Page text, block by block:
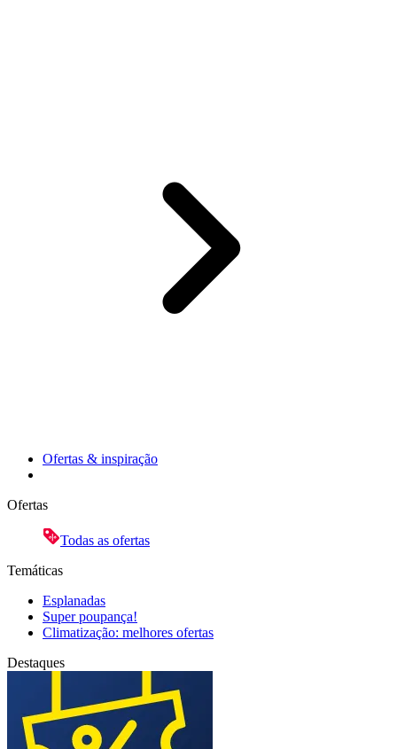
Ofertas & inspiração
Ofertas
Todas as ofertas
Temáticas
Esplanadas
Super poupança!
Climatização: melhores ofertas
Destaques